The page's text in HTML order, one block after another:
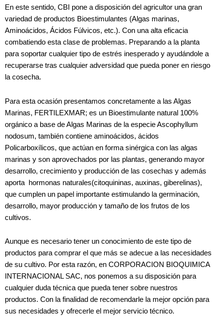
En este sentido, CBI pone a disposición del agricultor una gran
variedad de productos Bioestimulantes (Algas marinas,
Aminoácidos, Ácidos Fúlvicos, etc.). Con una alta eficacia
combatiendo esta clase de problemas. Preparando a la planta
para soportar cualquier tipo de estrés inesperado y ayudándole a
recuperarse tras cualquier adversidad que pueda poner en riesgo
la cosecha.
Para esta ocasión presentamos concretamente a las Algas
Marinas, FERTILEXMAR; es un Bioestimulante natural 100%
orgánico a base de Algas Marinas de la especie Ascophyllum
nodosum, también contiene aminoácidos, ácidos
Policarboxílicos, que actúan en forma sinérgica con las algas
marinas y son aprovechados por las plantas, generando mayor
desarrollo, crecimiento y producción de las cosechas y además
aporta hormonas naturales(citoquininas, auxinas, giberelinas),
que cumplen un papel importante estimulando la germinación,
desarrollo, mayor producción y tamaño de los frutos de los
cultivos.
Aunque es necesario tener un conocimiento de este tipo de
productos para comprar el que más se adecue a las necesidades
de su cultivo. Por esta razón, en CORPORACION BIOQUIMICA
INTERNACIONAL SAC, nos ponemos a su disposición para
cualquier duda técnica que pueda tener sobre nuestros
productos. Con la finalidad de recomendarle la mejor opción para
sus necesidades y ofrecerle el mejor servicio técnico.